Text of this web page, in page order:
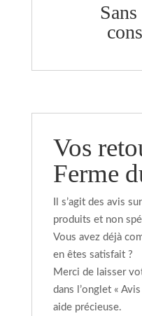
Vos
Ferme
Il s’agit des avis
produits et non
Vous avez déjà
en êtes satisfait ?
Merci de laisser
dans l’onglet «
aide précieuse.